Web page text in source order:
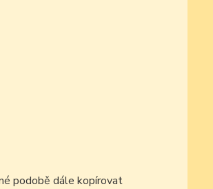
podobě dále kopírovat